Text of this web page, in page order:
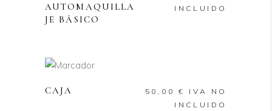
AUTOMAQUILLA
JE BÁSICO
INCLUIDO
CAJA 50,00€
IVA NO
INCLUIDO